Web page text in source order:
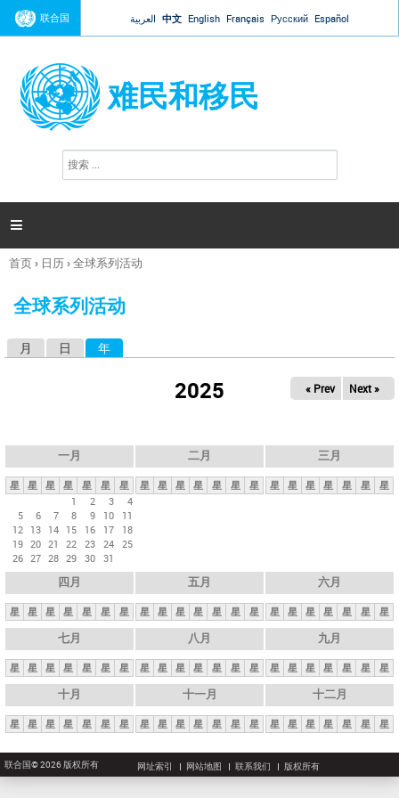
Jump to navigation
联合国 العربية 中文 English Français Русский Español
难民和移民
搜
索

你
这
首页› 日历›全球系列活动
全球系列活动
月 日 年
2025 « Prev Next »
一月
星 星 星 星 星 星
星
1
2 3
4
5
6 7 8 9 10
11
12 13 14 15 16 17
18
19 20 21 22 23 24 25
26 27 28 29 30 31
二月
星 星 星 星 星 星 星
三月
星 星 星 星 星 星 星
四月
星 星 星 星 星 星 星
五月
星 星 星 星 星 星 星
六月
星 星 星 星 星 星 星
七月
星 星 星 星 星 星 星
八月
星 星 星 星 星 星 星
九月
星 星 星 星 星 星 星
十月
星 星 星 星 星 星 星
十一月
星 星 星 星 星 星 星
十二月
星 星 星 星 星 星 星
联合国© 2026 版权所有 网址索引 网站地图 联系我们 版权所有